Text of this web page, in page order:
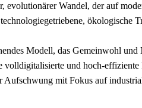
evolutionärer Wandel, der auf
ökologische
Modell, das Gemeinwohl
volldigitalisierte und hoch-
mit Fokus auf